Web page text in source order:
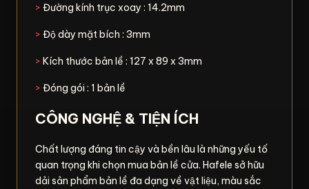
> Đường kính trục xoay : 14.2mm
> Độ dày mặt bích : 3mm
> Kích thước bản lề : 127 x 89 x 3mm
> Đóng gói : 1 bản lề
CÔNG NGHỆ & TIỆN ÍCH
Chất lượng đáng tin cậy và bền lâu là những yếu tố
quan trọng khi chọn mua bản lề cửa. Hafele sở hữu
dải sản phẩm bản lề đa dạng về vật liệu, màu sắc